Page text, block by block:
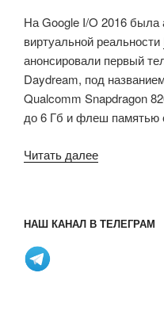
телефона
с
управления
движениями
глаз,
перчатки
с
На Google I/O 2016 была
виртуальной реальности
анонсировали первый
Daydream, под
Qualcomm Snapdragon
до 6 Гб и флеш памятью
Читать далее«Смартфон
Snapdragon
НАШ КАНАЛ В ТЕЛЕГРАМ